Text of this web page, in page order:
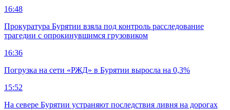
16:48
Прокуратура Бурятии взяла под контроль расследование
трагедии с опрокинувшимся грузовиком
16:36
Погрузка на сети «РЖД» в Бурятии выросла на 0,3%
15:52
На севере Бурятии устраняют последствия ливня на дорогах